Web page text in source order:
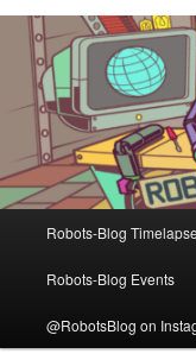
Robots-Blog
Robots-Blog Events
@RobotsBlog on